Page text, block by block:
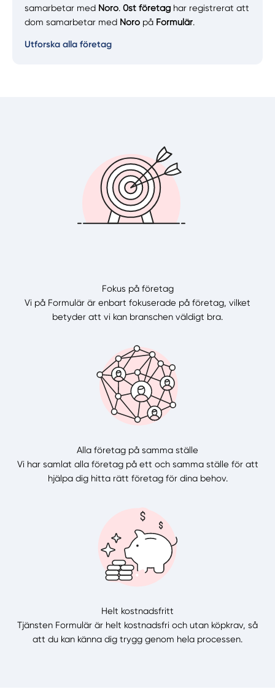
samarbetar med Noro.0st företag har registrerat att
dom samarbetar med Noro på Formulär.
Utforska alla företag
Fokus på företag
Vi på Formulär är enbart fokuserade på företag, vilket
betyder att vi kan branschen väldigt bra.
Alla företag på samma ställe
Vi har samlat alla företag på ett och samma ställe för att
hjälpa dig hitta rätt företag för dina behov.
Helt kostnadsfritt
Tjänsten Formulär är helt kostnadsfri och utan köpkrav, så
att du kan känna dig trygg genom hela processen.